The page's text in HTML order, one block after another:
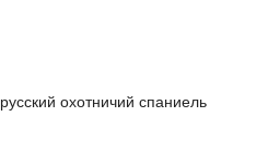
русский охотничий спаниель